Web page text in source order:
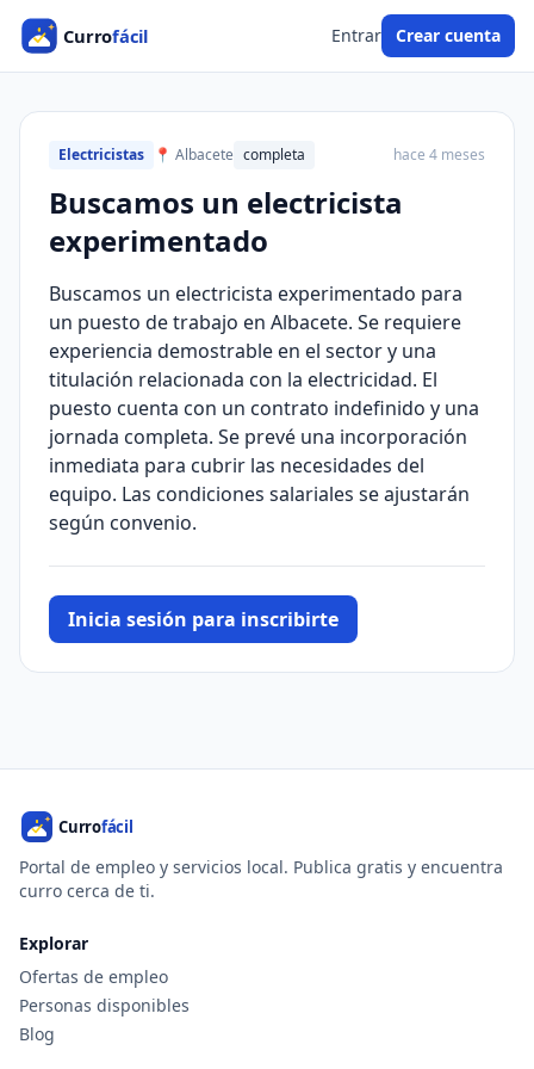
Entrar Crear cuenta
Electricistas 📍 Albacete completa hace 4 meses
Buscamos un electricista
experimentado
Buscamos un electricista experimentado para
un puesto de trabajo en Albacete. Se requiere
experiencia demostrable en el sector y una
titulación relacionada con la electricidad. El
puesto cuenta con un contrato indefinido y una
jornada completa. Se prevé una incorporación
inmediata para cubrir las necesidades del
equipo. Las condiciones salariales se ajustarán
según convenio.
Inicia sesión para inscribirte
Portal de empleo y servicios local. Publica gratis y encuentra
curro cerca de ti.
Explorar
Ofertas de empleo
Personas disponibles
Blog